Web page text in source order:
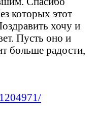
которых этот
хочу и
Пусть оно и
больше радости,